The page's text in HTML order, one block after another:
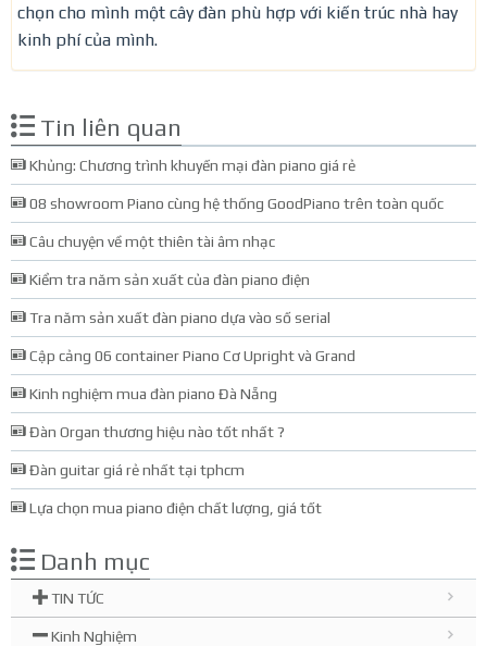
chọn cho mình một cây đàn phù hợp với kiến trúc nhà hay
kinh phí của mình.
Tin liên quan
Khủng: Chương trình khuyến mại đàn piano giá rẻ
08 showroom Piano cùng hệ thống GoodPiano trên toàn quốc
Câu chuyện về một thiên tài âm nhạc
Kiểm tra năm sản xuất của đàn piano điện
Tra năm sản xuất đàn piano dựa vào số serial
Cập cảng 06 container Piano Cơ Upright và Grand
Kinh nghiệm mua đàn piano Đà Nẵng
Đàn Organ thương hiệu nào tốt nhất ?
Đàn guitar giá rẻ nhất tại tphcm
Lựa chọn mua piano điện chất lượng, giá tốt
Danh mục
TIN TỨC
Kinh Nghiệm